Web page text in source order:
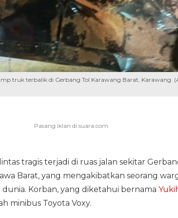
truk terbalik di Gerbang Tol Karawang Barat, Karawang.
tragis terjadi di ruas jalan sekitar
Barat, yang mengakibatkan seorang
Korban, yang diketahui bernama
minibus Toyota Voxy.